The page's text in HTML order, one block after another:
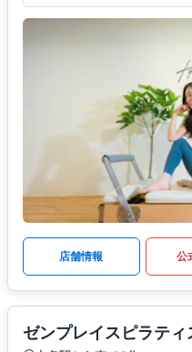
店舗情報 公
ゼンプレイスピラテ